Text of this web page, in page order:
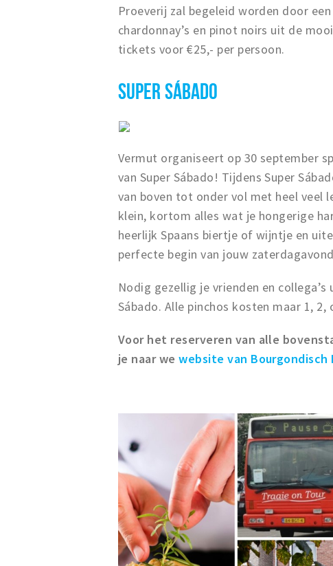
Proeverij zal begeleid worden door
chardonnay’s en pinot noirs uit de
tickets voor €25,- per persoon.
SUPER SÁBADO
Vermut organiseert op 30 september
van Super Sábado! Tijdens Super
van boven tot onder vol met heel veel
klein, kortom alles wat je hongerige
heerlijk Spaans biertje of wijntje en
perfecte begin van jouw
Nodig gezellig je vrienden en
Sábado. Alle pinchos kosten maar 1,
Voor het reserveren van alle
je naar wewebsite van Bourgondisch